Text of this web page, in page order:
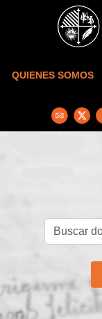
Skip to main content
QUIENES SOMOS